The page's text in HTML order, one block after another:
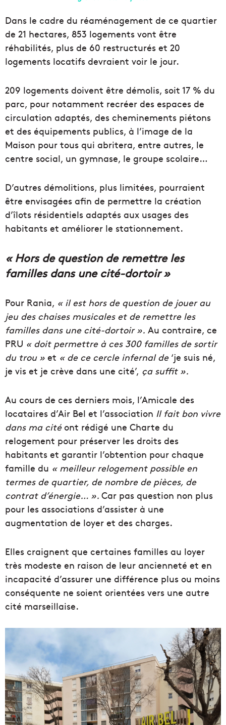
Dans le cadre du réaménagement de ce quartier
de 21 hectares, 853 logements vont être
réhabilités, plus de 60 restructurés et 20
logements locatifs devraient voir le jour.
209 logements doivent être démolis, soit 17 % du
parc, pour notamment recréer des espaces de
circulation adaptés, des cheminements piétons
et des équipements publics, à l’image de la
Maison pour tous qui abritera, entre autres, le
centre social, un gymnase, le groupe scolaire…
D’autres démolitions, plus limitées, pourraient
être envisagées afin de permettre la création
d’îlots résidentiels adaptés aux usages des
habitants et améliorer le stationnement.
« Hors de question de remettre les
familles dans une cité-dortoir »
Pour Rania, « il est hors de question de jouer au
jeu des chaises musicales et de remettre les
familles dans une cité-dortoir ». Au contraire, ce
PRU « doitpermettre à ces300 familles de sortir
du trou» et « de ce cercle infernalde ‘je suis né,
je vis et je crève dans une cité’, ça suffit ».
Au cours de ces derniers mois, l’Amicale des
locataires d’Air Bel et l’association Il fait bon vivre
dans ma citéont rédigé une Charte du
relogement pour préserver les droits des
habitants et garantir l’obtention pour chaque
famille du « meilleur relogement possible en
termes de quartier, de nombre de pièces, de
contrat d’énergie… ». Car pas question non plus
pour les associations d’assister à une
augmentation de loyer et des charges.
Elles craignent que certaines familles au loyer
très modeste en raison de leur ancienneté et en
incapacité d’assurer une différence plus ou moins
conséquente ne soient orientées vers une autre
cité marseillaise.